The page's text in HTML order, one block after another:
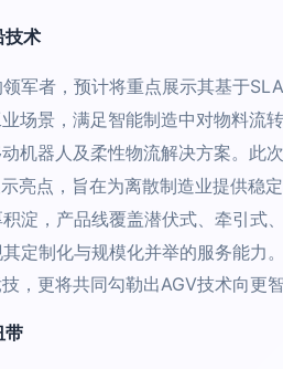
技术
领军者，预计将重点展示其基于
场景，满足智能制造中对物料流
动机器人及柔性物流解决方案。
亮点，旨在为离散制造业提供稳定
淀，产品线覆盖潜伏式、牵引
定制化与规模化并举的服务能力。
，更将共同勾勒出AGV技术向更
带